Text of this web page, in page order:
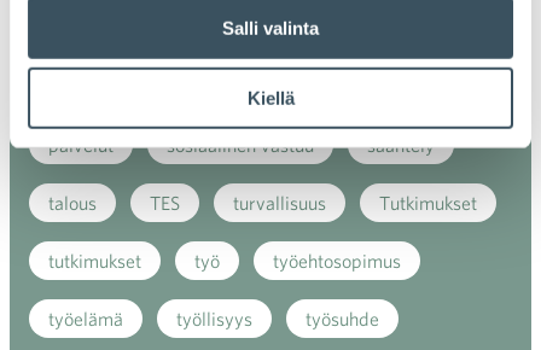
Salli valinta
Kiellä
myynti
nuoret
palvelut sosiaalinen vastuu sääntely
talous TES turvallisuus Tutkimukset
tutkimukset työ työehtosopimus
työelämä työllisyys työsuhde